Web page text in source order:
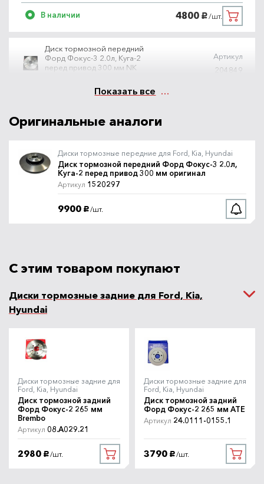
В наличии 4800 руб./шт.
Диск тормозной передний
Форд Фокус-3 2.0л, Куга-2
перед привод 300 мм NK
Артикул
204849
Форд Фокус-3 2.0л, Куга-2
перед привод 300 мм LPR
LPR
Артикул
F1012V
Под заказ
Форд Фокус-3 2.0л, Куга-2
Артикул
Под заказ 6400
Диск тормозной передний
Форд Фокус-3 2.0л, Куга-2
Zimmerman перфорированный
Sport
Zimmermann
250.1353.52
Показать все
Оригинальные аналоги
Диски тормозные передние для Ford, Kia, Hyundai
Диск тормозной передний Форд Фокус-3 2.0л,
Куга-2 перед привод 300 мм оригинал
Артикул 1520297
9900 руб. /шт.
С этим товаром покупают
Диски тормозные задние для Ford, Kia,
Hyundai
Диски тормозные задние для
Ford, Kia, Hyundai
Диск тормозной задний
Форд Фокус-2 265 мм
Brembo
Артикул 08.A029.21
2980 руб. /шт.
Диски тормозные задние для
Ford, Kia, Hyundai
Диск тормозной задний
Форд Фокус-2 265 мм ATE
Артикул 24.0111-0155.1
3790 руб. /шт.